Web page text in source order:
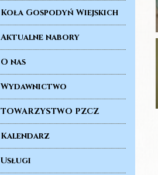
Koła Gospodyń Wiejskich
Aktualne nabory
O nas
Wydawnictwo
TOWARZYSTWO PZCZ
Kalendarz
Usługi